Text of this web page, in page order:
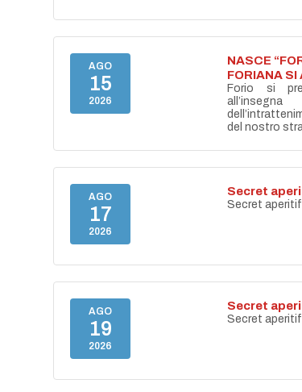
AGO
15
2026
NASCE
FORIANA SI
Forio si
del nostro
AGO
17
2026
Secret
Secret aperitif
AGO
19
2026
Secret
Secret aperitif